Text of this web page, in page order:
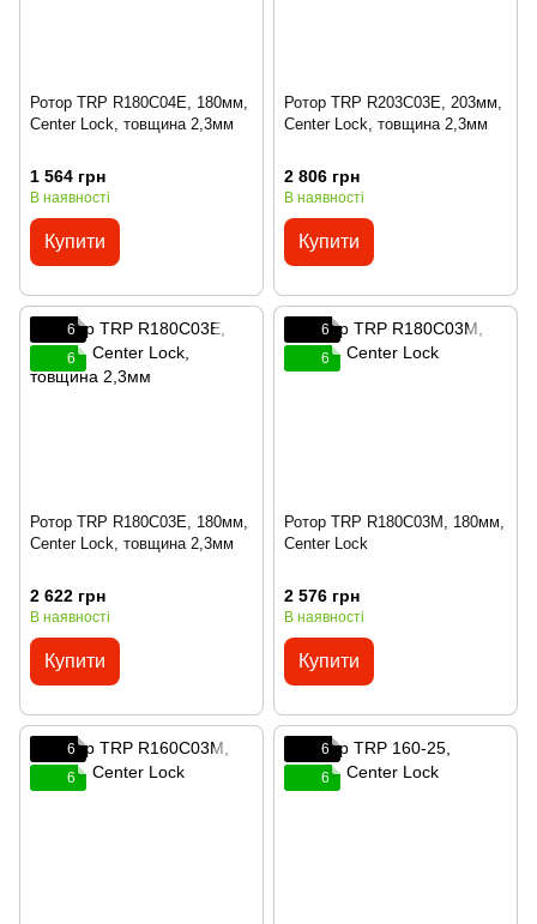
Ротор TRP R180C04E, 180мм,
Center Lock, товщина 2,3мм
1 564 грн
В наявності
Купити
Ротор TRP R203C03E, 203мм,
Center Lock, товщина 2,3мм
2 806 грн
В наявності
Купити
6
6
Ротор TRP R180C03E, 180мм,
Center Lock, товщина 2,3мм
2 622 грн
В наявності
Купити
6
6
Ротор TRP R180C03M, 180мм,
Center Lock
2 576 грн
В наявності
Купити
6
6
6
6